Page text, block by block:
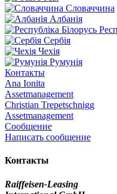
Словаччина
Албанія
Сербія
Чехія
Румунія
Контакты
Ana Ionita
Assetmanagement
Christian Trepetschnigg
Assetmanagement
Сообщение
Написать сообщение
Контакты
Raiffeisen-Leasing